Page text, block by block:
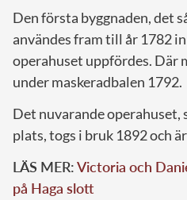
Den första byggnaden, det
användes fram till år 1782
operahuset uppfördes. Där
under maskeradbalen 1792.
Det nuvarande operahuset,
plats, togs i bruk 1892 och
LÄS MER:Victoria och
på Haga slott